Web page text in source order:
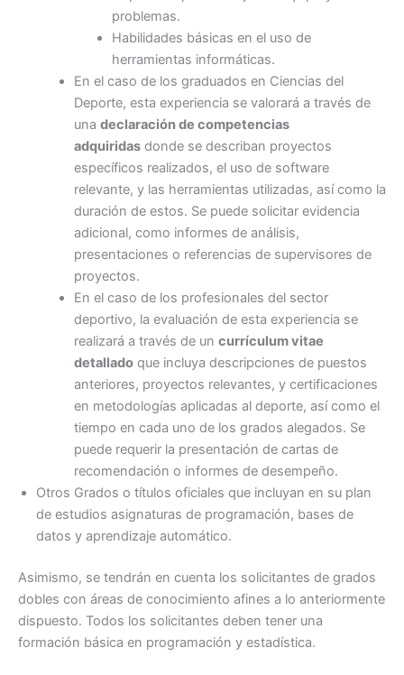
problemas.
Habilidades básicas en el uso de
herramientas informáticas.
En el caso de los graduados en Ciencias del
Deporte, esta experiencia se valorará a través de
una declaración de competencias
adquiridasdonde se describan proyectos
específicos realizados, el uso de software
relevante, y las herramientas utilizadas, así como la
duración de estos. Se puede solicitar evidencia
adicional, como informes de análisis,
presentaciones o referencias de supervisores de
proyectos.
En el caso de los profesionales del sector
deportivo, la evaluación de esta experiencia se
realizará a través de un currículum vitae
detalladoque incluya descripciones de puestos
anteriores, proyectos relevantes, y certificaciones
en metodologías aplicadas al deporte, así como el
tiempo en cada uno de los grados alegados. Se
puede requerir la presentación de cartas de
recomendación o informes de desempeño.
Otros Grados o títulos oficiales que incluyan en su plan
de estudios asignaturas de programación, bases de
datos y aprendizaje automático.
Asimismo, se tendrán en cuenta los solicitantes de grados
dobles con áreas de conocimiento afines a lo anteriormente
dispuesto. Todos los solicitantes deben tener una
formación básica en programación y estadística.